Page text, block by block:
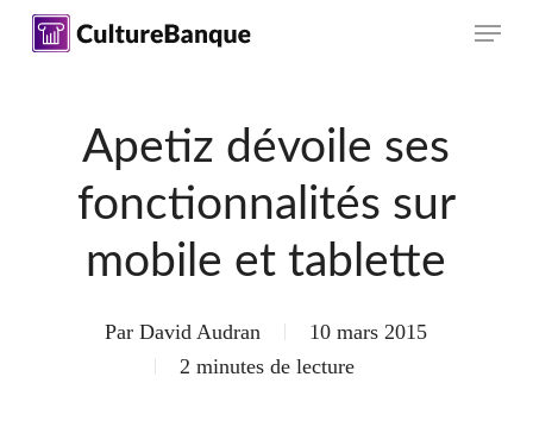
Skip
Menu
Apetiz dévoile ses
fonctionnalités sur
mobile et tablette
Par David Audran
10 mars 2015
2 minutes de lecture